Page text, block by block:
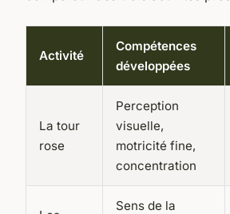
Activité
Compétences
développées
La tour
rose
Perception
visuelle,
motricité fine,
concentration
Sens de la